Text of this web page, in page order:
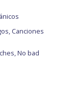
Canciones
No bad